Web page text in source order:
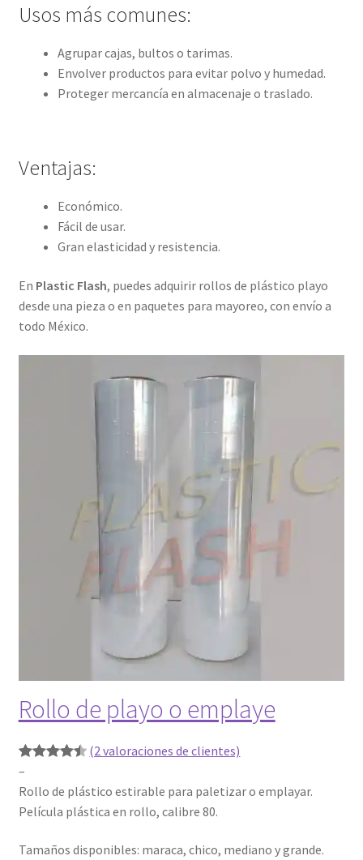
Usos más comunes:
Agrupar cajas, bultos o tarimas.
Envolver productos para evitar polvo y humedad.
Proteger mercancía en almacenaje o traslado.
Ventajas:
Económico.
Fácil de usar.
Gran elasticidad y resistencia.
En Plastic Flash, puedes adquirir rollos de plástico playo
desde una pieza o en paquetes para mayoreo, con envío a
todo México.
Rollo de playo o emplaye
Valorado
con4.50
de 5 en
2
valoracione
(2 valoraciones de clientes)
–R
a
n
o
Rollo de plástico estirable para paletizar o emplayar.
Película plástica en rollo, calibre 80.
Tamaños disponibles: maraca, chico, mediano y grande.